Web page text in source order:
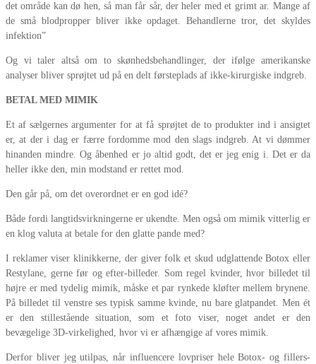
det område kan dø hen, så man får sår, der heler med et grimt ar. Mange af
de små blodpropper bliver ikke opdaget. Behandlerne tror, det skyldes
infektion”
Og vi taler altså om to skønhedsbehandlinger, der ifølge amerikanske
analyser bliver sprøjtet ud på en delt førsteplads af ikke-kirurgiske indgreb.
BETAL MED MIMIK
Et af sælgernes argumenter for at få sprøjtet de to produkter ind i ansigtet
er, at der i dag er færre fordomme mod den slags indgreb. At vi dømmer
hinanden mindre. Og åbenhed er jo altid godt, det er jeg enig i. Det er da
heller ikke den, min modstand er rettet mod.
Den går på, om det overordnet er en god idé?
Både fordi langtidsvirkningerne er ukendte. Men også om mimik vitterlig er
en klog valuta at betale for den glatte pande med?
I reklamer viser klinikkerne, der giver folk et skud udglattende Botox eller
Restylane, gerne før og efter-billeder. Som regel kvinder, hvor billedet til
højre er med tydelig mimik, måske et par rynkede kløfter mellem brynene.
På billedet til venstre ses typisk samme kvinde, nu bare glatpandet. Men ét
er den stillestående situation, som et foto viser, noget andet er den
bevægelige 3D-virkelighed, hvor vi er afhængige af vores mimik.
Derfor bliver jeg utilpas, når influencere lovpriser hele Botox- og fillers-